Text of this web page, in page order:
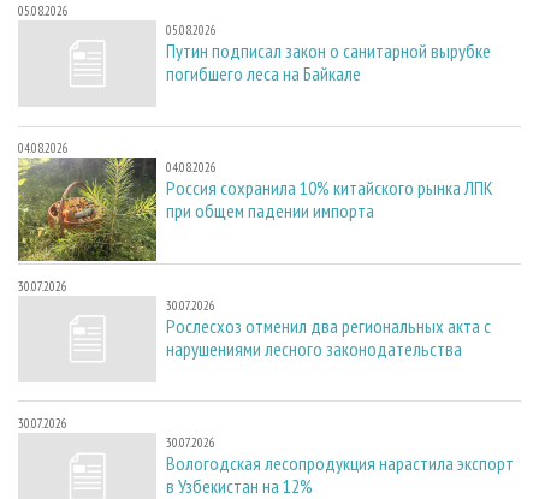
05.08.2026
05.08.2026
Путин подписал закон о санитарной вырубке
погибшего леса на Байкале
04.08.2026
04.08.2026
Россия сохранила 10% китайского рынка ЛПК
при общем падении импорта
30.07.2026
30.07.2026
Рослесхоз отменил два региональных акта с
нарушениями лесного законодательства
30.07.2026
30.07.2026
Вологодская лесопродукция нарастила экспорт
в Узбекистан на 12%